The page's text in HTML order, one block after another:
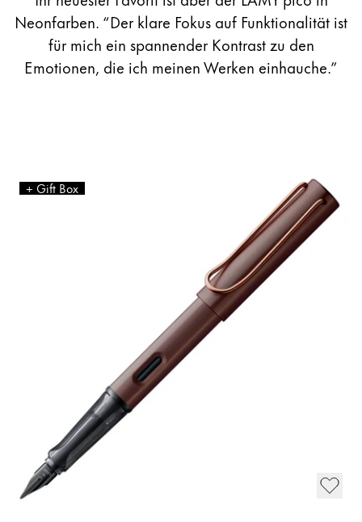
Neonfarben. “Der klare Fokus auf Funktionalität ist
für mich ein spannender Kontrast zu den
Emotionen, die ich meinen Werken einhauche.”
Das Produkt LAMY Lx Füllhalter ist gravierbar,
+ Gift Box